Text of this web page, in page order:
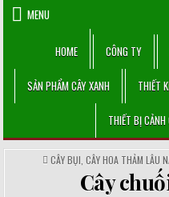
Skip MENU
HOME CÔNG TY
SẢN PHẨM CÂY XANH THIẾT
THIẾT BỊ CẢNH
POSTED
IN
CÂY BỤI CÂY HOA THẢM LÂU
Cây